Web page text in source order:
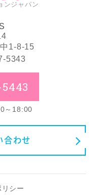
ンジャパン
1-8-15
5343
～18:00
合わせ
シー